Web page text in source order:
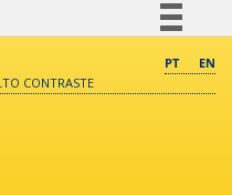
Comunica BR
PT
EN
CONTRASTE